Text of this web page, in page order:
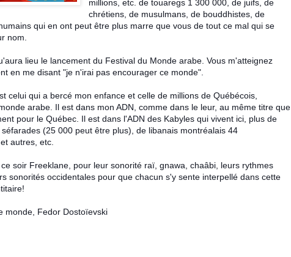
millions, etc. de touaregs 1 300 000, de juifs, de
chrétiens, de musulmans, de bouddhistes, de
qui en ont peut être plus marre que vous de tout ce mal qui se
nom.
lieu le lancement du Festival du Monde arabe. Vous m'atteignez
en me disant "je n'irai pas encourager ce monde".
celui qui a bercé mon enfance et celle de millions de Québécois,
arabe. Il est dans mon ADN, comme dans le leur, au même titre que
pour le Québec. Il est dans l'ADN des Kabyles qui vivent ici, plus de
(25 000 peut être plus), de libanais montréalais 44
autres , etc.
soir Freeklane, pour leur sonorité raï, gnawa, chaâbi, leurs rythmes
sonorités occidentales pour que chacun s'y sente interpellé dans cette
monde, Fedor Dostoïevski